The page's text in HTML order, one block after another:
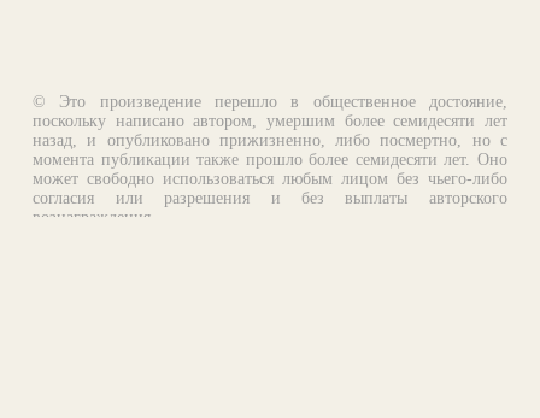
© Это произведение перешло в общественное достояние,
поскольку написано автором, умершим более семидесяти лет
назад, и опубликовано прижизненно, либо посмертно, но с
момента публикации также прошло более семидесяти лет. Оно
может свободно использоваться любым лицом без чьего-либо
согласия или разрешения и без выплаты авторского
вознаграждения.